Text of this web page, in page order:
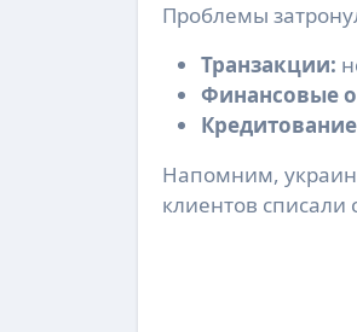
Проблемы
Транзакции:
Финансовые
Напомним,
клиентов списали